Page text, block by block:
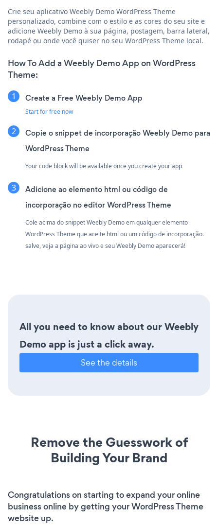
Crie seu aplicativo Weebly Demo WordPress Theme
personalizado, combine com o estilo e as cores do seu site e
adicione Weebly Demo à sua página, postagem, barra lateral,
rodapé ou onde você quiser no seu WordPress Theme local.
How To Add a Weebly Demo App on WordPress
Theme:
Create a Free Weebly Demo App
Start for free now
Copie o snippet de incorporação Weebly Demo para
WordPress Theme
Your code block will be available once you create your app
Adicione ao elemento html ou código de
incorporação no editor WordPress Theme
Cole acima do snippet Weebly Demo em qualquer elemento
WordPress Theme que aceite html ou um código de incorporação.
salve, veja a página ao vivo e seu Weebly Demo aparecerá!
All you need to know about our Weebly
Demo app is just a click away.
See the details
Remove the Guesswork of
Building Your Brand
Congratulations on starting to expand your online
business online by getting your WordPress Theme
website up.